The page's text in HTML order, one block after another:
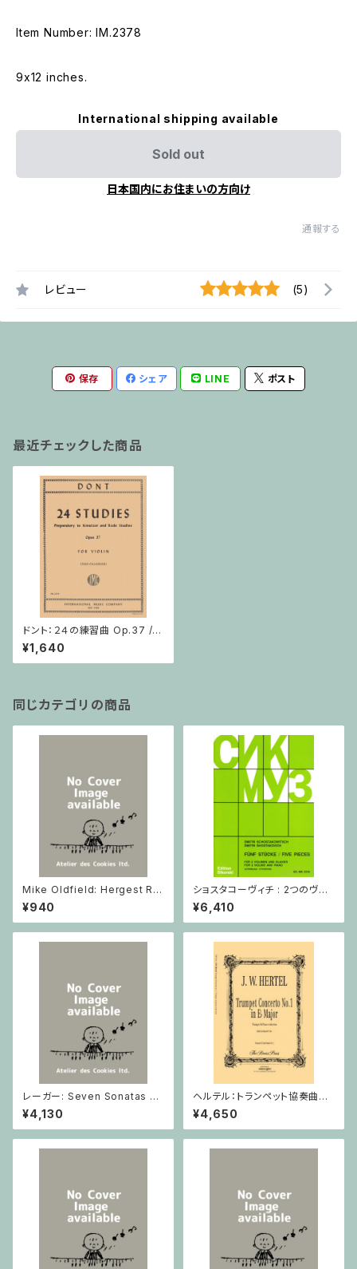
Item Number: IM.2378
9x12 inches.
International shipping available
Sold out
日本国内にお住まいの方向け
通報する
レビュー (5)
保存 シェア LINE ポスト
最近チェックした商品
ドント：２４の練習曲 Op.37 /
ヴァイオリン教本
¥1,640
同じカテゴリの商品
Mike Oldfield: Hergest Rid
ge / ピアノ
¥940
ショスタコーヴィチ : 2つのヴァ
イオリンとピアノのための 5つの
小品 / ヴァイオリン2とピアノ
¥6,410
レーガー: Seven Sonatas o
p. 91 Heft 2 / ヴァイオリン
¥4,130
ヘルテル：トランペット協奏曲第1
番 変ホ長調/トランペット・ピア
ノ
¥4,650